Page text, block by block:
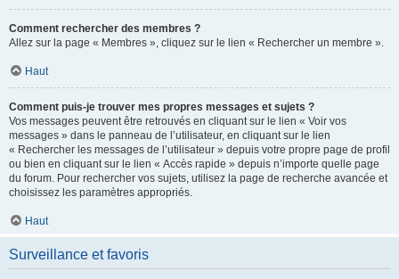
Comment rechercher des membres ?
Allez sur la page « Membres », cliquez sur le lien « Rechercher un membre ».
Haut
Comment puis-je trouver mes propres messages et sujets ?
Vos messages peuvent être retrouvés en cliquant sur le lien « Voir vos
messages » dans le panneau de l’utilisateur, en cliquant sur le lien
« Rechercher les messages de l’utilisateur » depuis votre propre page de profil
ou bien en cliquant sur le lien « Accès rapide » depuis n’importe quelle page
du forum. Pour rechercher vos sujets, utilisez la page de recherche avancée et
choisissez les paramètres appropriés.
Haut
Surveillance et favoris